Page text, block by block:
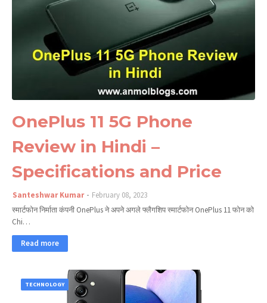
OnePlus 11 5G Phone
Review in Hindi –
Specifications and Price
Santeshwar Kumar
February 08, 2023
स्मार्टफोन निर्माता कंपनी OnePlus ने अपने अगले फ्लैगशिप स्मार्टफोन OnePlus 11 फोन को
Chi…
Read more
TECHNOLOGY